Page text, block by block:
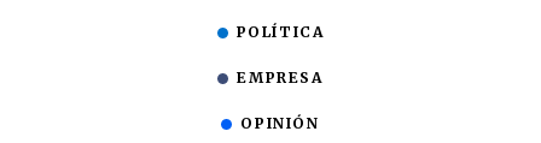
POLÍTICA
EMPRESA
OPINIÓN